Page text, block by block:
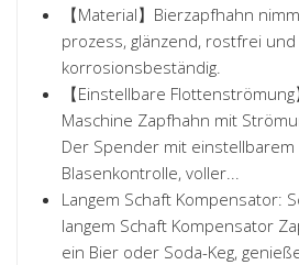
【Material】Bierzapfhahn
prozess, glänzend, rostfrei und
korrosionsbeständig.
【Einstellbare
Maschine Zapfhahn mit
Der Spender mit
Blasenkontrolle, voller...
Langem Schaft Kompensator:
langem Schaft Kompensator
ein Bier oder Soda-Keg,